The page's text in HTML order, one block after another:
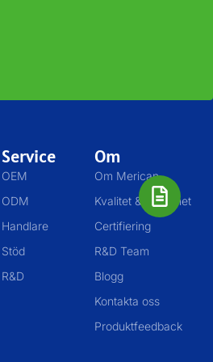
Service
OEM
ODM
Handlare
Stöd
R&D
Om
Om Merican
Kvalitet & Säkerhet
Certifiering
R&D Team
Blogg
Kontakta oss
Produktfeedback